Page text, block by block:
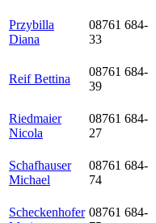
Przybilla
Diana
08761 684-
33
Reif Bettina
08761 684-
39
Riedmaier
Nicola
08761 684-
27
Schafhauser
Michael
08761 684-
74
Scheckenhofer 08761 684-